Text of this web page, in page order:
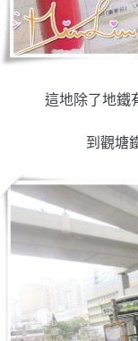
這地除了地鐵
到觀塘